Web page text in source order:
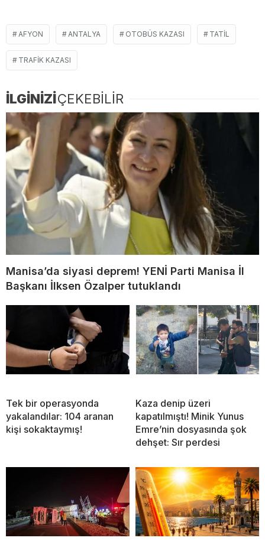
AFYON ANTALYA OTOBÜS KAZASI TATIL
TRAFIK KAZASI
İLGİNİZİÇEKEBİLİR
Manisa’da siyasi deprem! YENİ Parti Manisa İl
Başkanı İlksen Özalper tutuklandı
Tek bir operasyonda
yakalandılar: 104 aranan
kişi sokaktaymış!
Kaza denip üzeri
kapatılmıştı! Minik Yunus
Emre’nin dosyasında şok
dehşet: Sır perdesi